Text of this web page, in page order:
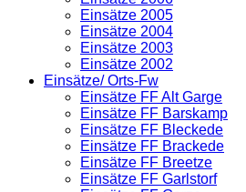
Einsätze 2005
Einsätze 2004
Einsätze 2003
Einsätze 2002
Einsätze/ Orts-Fw
Einsätze FF Alt Garge
Einsätze FF Barskamp
Einsätze FF Bleckede
Einsätze FF Brackede
Einsätze FF Breetze
Einsätze FF Garlstorf